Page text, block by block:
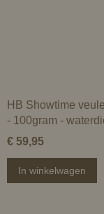
HB Showtime
- 100gram -
€ 59,95
In winkelwagen